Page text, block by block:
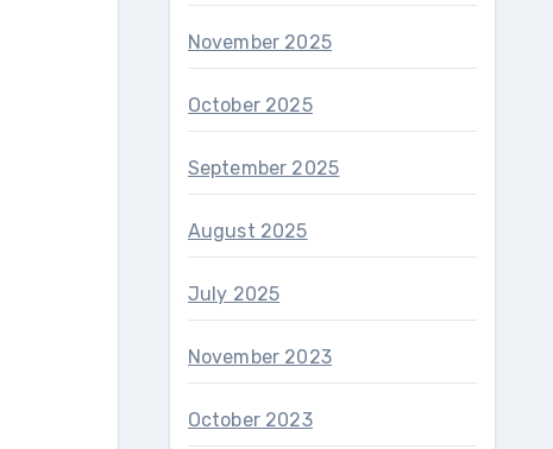
November 2025
October 2025
September 2025
August 2025
July 2025
November 2023
October 2023